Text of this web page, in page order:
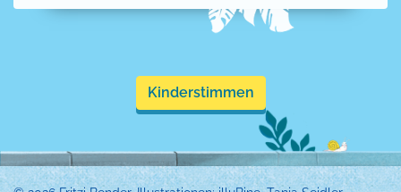
Kinderstimmen